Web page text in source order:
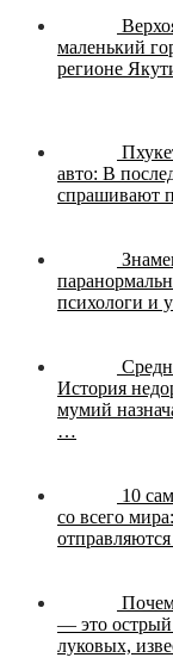
маленький
регионе
авто: В
спрашивают
психологи и
История
мумий
…
10
со всего мира:
— это острый
луковых,